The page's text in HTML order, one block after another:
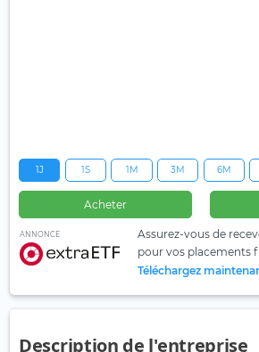
1J 1S 1M 3M 6M
Acheter
ANNONCE
Assurez-vous de
pour vos placements
Téléchargez
Description de l'entreprise